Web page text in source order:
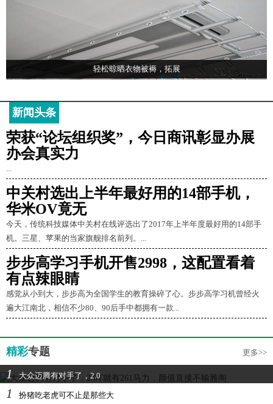
轻松晾晒衣物被褥，拓展
新闻头条
荣获“论坛组织奖”，今日商讯彰显办展
办会真实力
...
中关村选出上半年最好用的14部手机，
华米OV竟无
今天，传统科技媒体中关村在线评选出了2017年上半年度最好用的14部手
机。三星、苹果的当家旗舰排名前列。...
步步高学习手机开售2998，这配置看着
有点辣眼睛
感觉从小到大，步步高为全国学生的教育操碎了心。步步高学习机曾经火
遍大江南北，相信不少80、90后手中都拥有一款...
精彩专题 更多>>
1 大众迈腾有对手了，2.0
1 扮猪吃老虎可不止是那些大